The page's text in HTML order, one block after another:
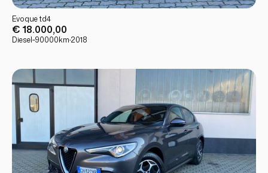
USATO
Evoque td4
€ 18.000,00
Diesel··90000km·2018